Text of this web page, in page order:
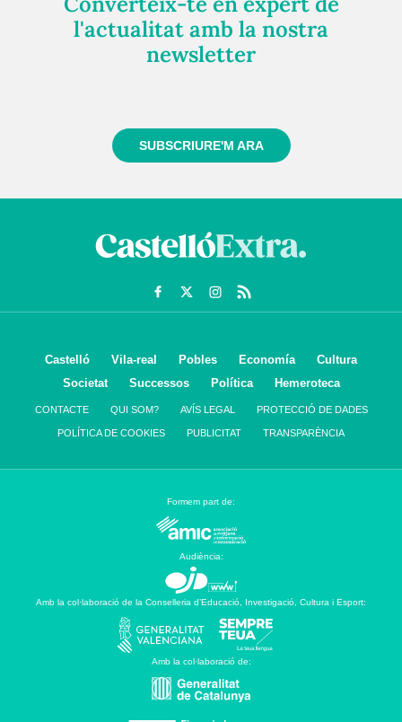
l'actualitat amb la nostra
newsletter
SUBSCRIURE'M ARA
Castelló Vila-real Pobles Economía
Cultura
Societat
Successos Política Hemeroteca
CONTACTE QUI SOM? AVÍS LEGAL PROTECCIÓ DE DADES
POLÍTICA DE COOKIES PUBLICITAT TRANSPARÈNCIA
Formem part de:
Audiència:
Amb la col·laboració de la Conselleria d’Educació, Investigació, Cultura i Esport:
Amb la col·laboració de: